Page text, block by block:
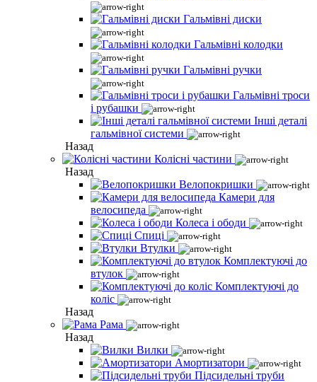
Гальмівні диски
Гальмівні колодки
Гальмівні ручки
Гальмівні троси
і рубашки
Інші деталі
гальмівної системи
Назад
Колісні частини
Назад
Велопокришки
Камери для
велосипеда
Колеса і ободи
Спиці
Втулки
Комплектуючі до
втулок
Комплектуючі до
коліс
Назад
Рама
Назад
Вилки
Амортизатори
Підсидельні труби